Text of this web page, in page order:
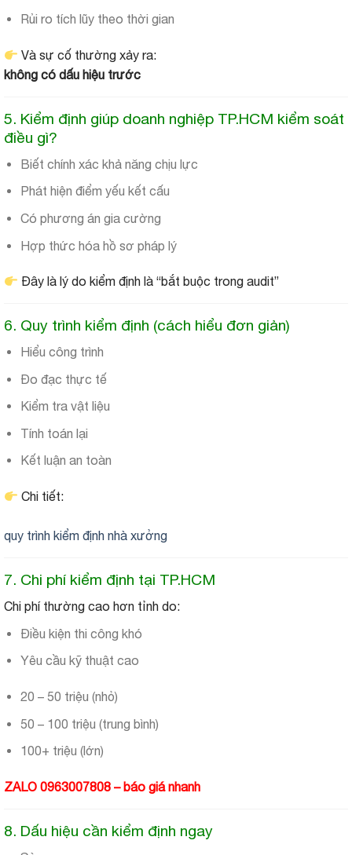
Rủi ro tích lũy theo thời gian
Và sự cố thường xảy ra:
không có dấu hiệu trước
5. Kiểm định giúp doanh nghiệp TP.HCM kiểm soát
điều gì?
Biết chính xác khả năng chịu lực
Phát hiện điểm yếu kết cấu
Có phương án gia cường
Hợp thức hóa hồ sơ pháp lý
Đây là lý do kiểm định là “bắt buộc trong audit”
6. Quy trình kiểm định (cách hiểu đơn giản)
Hiểu công trình
Đo đạc thực tế
Kiểm tra vật liệu
Tính toán lại
Kết luận an toàn
Chi tiết:
quy trình kiểm định nhà xưởng
7. Chi phí kiểm định tại TP.HCM
Chi phí thường cao hơn tỉnh do:
Điều kiện thi công khó
Yêu cầu kỹ thuật cao
20 – 50 triệu (nhỏ)
50 – 100 triệu (trung bình)
100+ triệu (lớn)
ZALO 0963007808 – báo giá nhanh
8. Dấu hiệu cần kiểm định ngay